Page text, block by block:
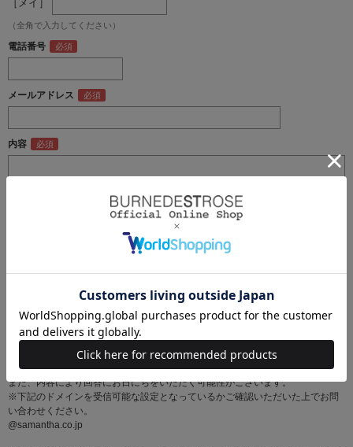
［メイ］
（全角で入力してください）
電話番号
メールアドレス
内容
※お問い合わせはサマンサタバサグループカスタマーセンター営業時間内に順
次対応いたします。
土・日・祝日にいただいたメールにつきましては、翌営業日以降にご返信いた
しますので あらかじめご了承ください。
また、内容により回答にお日にちをいただく可能性がございます。
※下記のドメインを受信可能な設定となっているかご確認いただいた上でお問
い合わせください。
@samantha.co.jp